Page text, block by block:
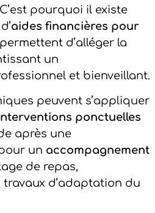
pourquoi il existe
aides financières pour
d’alléger la
un
et bienveillant.
peuvent s’appliquer
ponctuelles
après une
un accompagnement
de repas,
d’adaptation du